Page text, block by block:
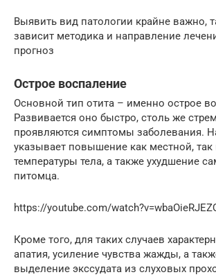
Выявить вид патологии крайне важно,
зависит методика и направление
прогноз
Острое воспаление
Основной тип отита – именно острое
Развивается оно быстро, столь же
проявляются симптомы заболевания.
указывает повышение как местной,
температуры тела, а также ухудшение
питомца.
https://youtube.com/
Кроме того, для таких случаев
апатия, усиление чувства жажды, а
выделение экссудата из слуховых